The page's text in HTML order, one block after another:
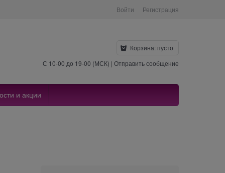
Войти Регистрация
Корзина: пусто
С 10-00 до 19-00 (МСК) | Отправить сообщение
и акции